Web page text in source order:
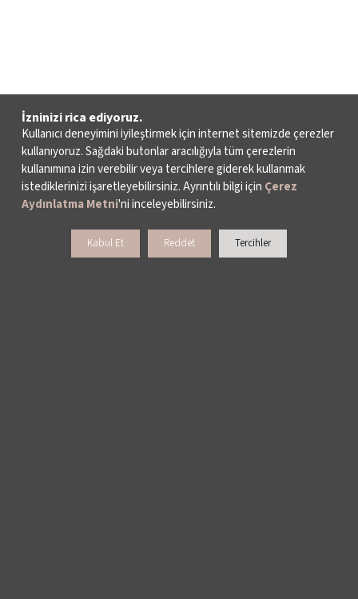
İzninizi rica ediyoruz.
Kullanıcı deneyimini iyileştirmek için internet sitemizde çerezler
kullanıyoruz. Sağdaki butonlar aracılığıyla tüm çerezlerin
kullanımına izin verebilir veya tercihlere giderek kullanmak
istediklerinizi işaretleyebilirsiniz. Ayrıntılı bilgi için Çerez
Aydınlatma Metni'ni inceleyebilirsiniz.
Kabul Et Reddet Tercihler